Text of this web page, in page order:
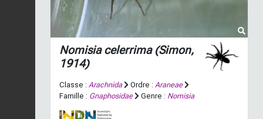
Nomisia celerrima(Simon,
1914)
Classe : Arachnida Ordre : Araneae
Famille : Gnaphosidae Genre : Nomisia